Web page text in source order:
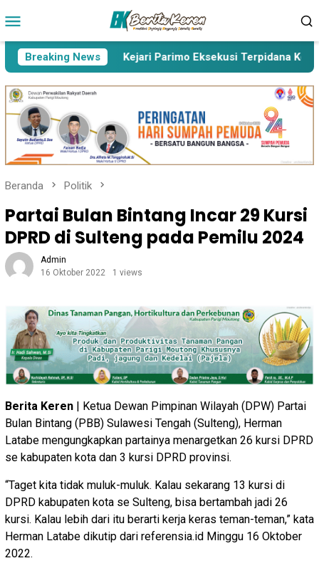
ke
Mobile
Breaking News
Korupsi’ Kejari Parimo Eksekusi Terpidana Korupsi
Beranda Politik
Partai Bulan Bintang Incar 29 Kursi
DPRD di Sulteng pada Pemilu 2024
Admin
16 Oktober 2022
1 views
Berita Keren | Ketua Dewan Pimpinan Wilayah (DPW) Partai
Bulan Bintang (PBB) Sulawesi Tengah (Sulteng), Herman
Latabe mengungkapkan partainya menargetkan 26 kursi DPRD
se kabupaten kota dan 3 kursi DPRD provinsi.
“Taget kita tidak muluk-muluk. Kalau sekarang 13 kursi di
DPRD kabupaten kota se Sulteng, bisa bertambah jadi 26
kursi. Kalau lebih dari itu berarti kerja keras teman-teman,” kata
Herman Latabe dikutip dari referensia.id Minggu 16 Oktober
2022.